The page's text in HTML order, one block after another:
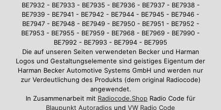
BE7932 - BE7933 - BE7935 - BE7936 - BE7937 - BE7938 -
BE7939 - BE7941 - BE7942 - BE7944 - BE7945 - BE7946 -
BE7947 - BE7948 - BE7949 - BE7950 - BE7951 - BE7952 -
BE7953 - BE7955 - BE7959 - BE7968 - BE7969 - BE7990 -
BE7992 - BE7993 - BE7994 - BE7995
Die auf unseren Seiten verwendeten Becker und Harman
Logos und Gestaltungselemente sind geistiges Eigentum der
Harman Becker Automotive Systems GmbH und werden nur
zur Verdeutlichung des Produkts (dem original Radiocode)
angewendet.
In Zusammenarbeit mit Radiocode.Shop Radio Code für
Blaupunkt Autoradios und VW Radio Code